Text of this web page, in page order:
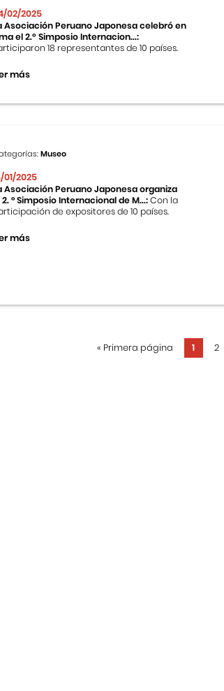
02/2025
Asociación Peruano Japonesa celebró en
el 2.º Simposio Internacion...:
18 representantes de 10 países.
más
Museo
01/2025
Asociación Peruano Japonesa organiza
2. ° Simposio Internacional de M...:Con la
de expositores de 10 países.
más
« Primera página 1 2